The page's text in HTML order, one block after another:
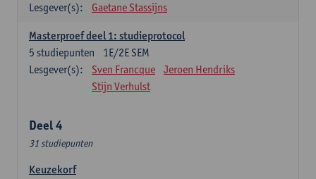
Lesgever(s):
Gaetane Stassijns
Masterproef deel 1: studieprotocol
1E/2E SEM
5 studiepunten
Lesgever(s):
Sven Francque
Jeroen Hendriks
Stijn Verhulst
Deel 4
31 studiepunten
Keuzekorf